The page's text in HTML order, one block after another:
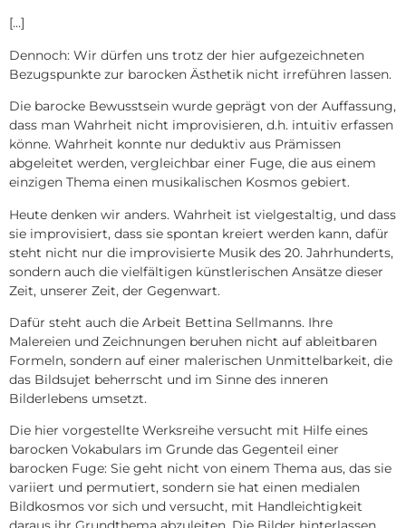
[…]
Dennoch: Wir dürfen uns trotz der hier aufgezeichneten
Bezugspunkte zur barocken Ästhetik nicht irreführen lassen.
Die barocke Bewusstsein wurde geprägt von der Auffassung,
dass man Wahrheit nicht improvisieren, d.h. intuitiv erfassen
könne. Wahrheit konnte nur deduktiv aus Prämissen
abgeleitet werden, vergleichbar einer Fuge, die aus einem
einzigen Thema einen musikalischen Kosmos gebiert.
Heute denken wir anders. Wahrheit ist vielgestaltig, und dass
sie improvisiert, dass sie spontan kreiert werden kann, dafür
steht nicht nur die improvisierte Musik des 20. Jahrhunderts,
sondern auch die vielfältigen künstlerischen Ansätze dieser
Zeit, unserer Zeit, der Gegenwart.
Dafür steht auch die Arbeit Bettina Sellmanns. Ihre
Malereien und Zeichnungen beruhen nicht auf ableitbaren
Formeln, sondern auf einer malerischen Unmittelbarkeit, die
das Bildsujet beherrscht und im Sinne des inneren
Bilderlebens umsetzt.
Die hier vorgestellte Werksreihe versucht mit Hilfe eines
barocken Vokabulars im Grunde das Gegenteil einer
barocken Fuge: Sie geht nicht von einem Thema aus, das sie
variiert und permutiert, sondern sie hat einen medialen
Bildkosmos vor sich und versucht, mit Handleichtigkeit